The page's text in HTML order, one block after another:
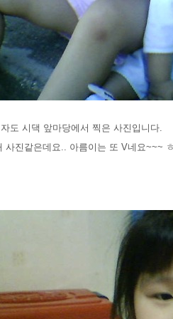
도 시댁 앞마당에서 찍은 사진입니다.
사진같은데요.. 아름이는 또 V네요~~~